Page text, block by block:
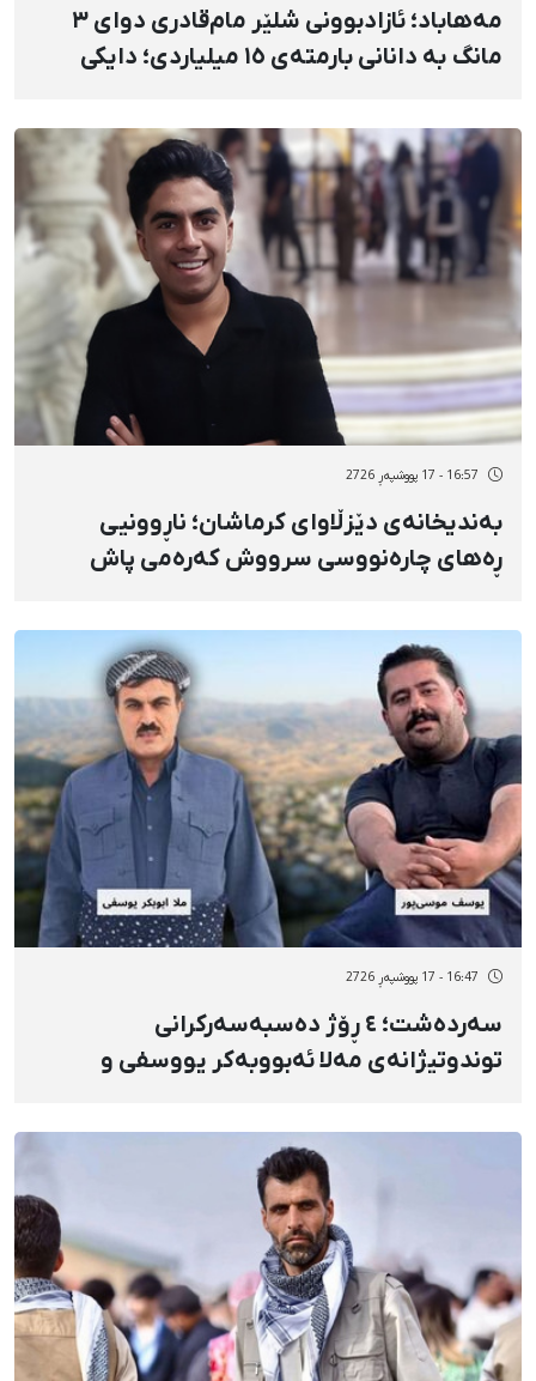
مەهاباد؛ ئازادبوونی شلێر مام‌قادری دوای ٣
مانگ بە دانانی بارمتەی ١٥ میلیاردی؛ دایکی
دراوە
16:57 - 17 پووشپەڕ 2726
بەندیخانەی دێزڵاوای کرماشان؛ ناڕوونیی
ڕەهای چارەنووسی سرووش کەرەمی پاش
تاکەکەسیدا تەنانەت یەک پەیوەندیی
کورتیشی نەبووە
16:47 - 17 پووشپەڕ 2726
سەردەشت؛ ٤ ڕۆژ دەسبەسەرکرانی
توندوتیژانەی مەلا ئەبووبەکر یووسفی و
چارەنووسیان